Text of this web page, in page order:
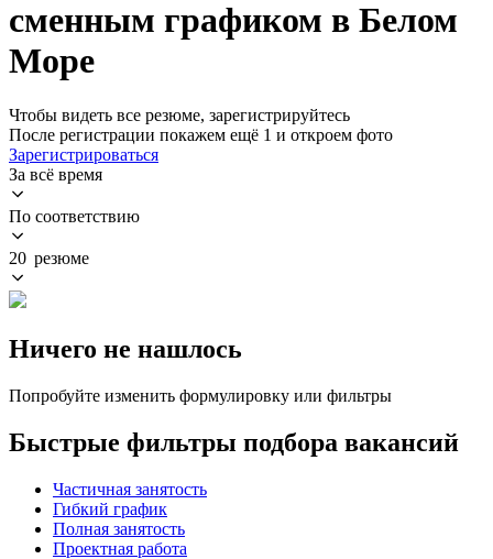
сменным графиком в Белом
Море
Чтобы видеть все резюме, зарегистрируйтесь
После регистрации покажем ещё 1 и откроем фото
Зарегистрироваться
За всё время
По соответствию
20 резюме
Ничего не нашлось
Попробуйте изменить формулировку или фильтры
Быстрые фильтры подбора вакансий
Частичная занятость
Гибкий график
Полная занятость
Проектная работа